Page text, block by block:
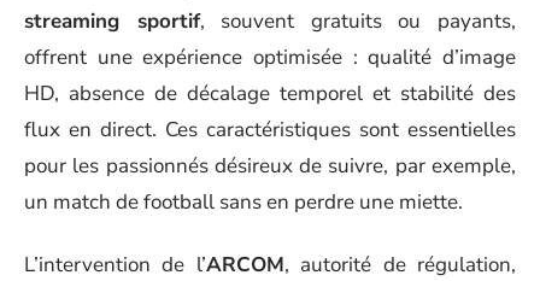
streaming sportif, souvent gratuits ou payants,
offrent une expérience optimisée : qualité d’image
HD, absence de décalage temporel et stabilité des
flux en direct. Ces caractéristiques sont essentielles
pour les passionnés désireux de suivre, par exemple,
un match de football sans en perdre une miette.
L’intervention de l’ARCOM, autorité de régulation,